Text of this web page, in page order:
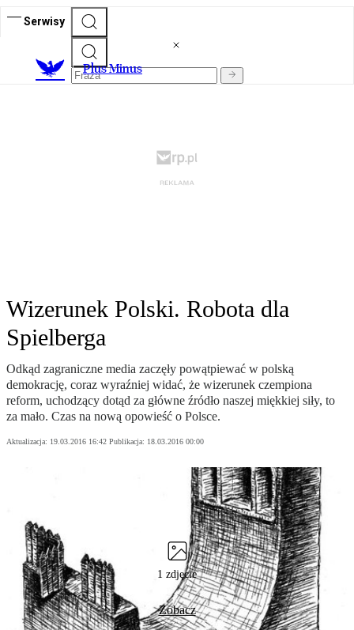
Serwisy
Plus Minus
Wizerunek Polski. Robota dla
Spielberga
Odkąd zagraniczne media zaczęły powątpiewać w polską
demokrację, coraz wyraźniej widać, że wizerunek czempiona
reform, uchodzący dotąd za główne źródło naszej miękkiej siły, to
za mało. Czas na nową opowieść o Polsce.
Aktualizacja: 19.03.2016 16:42 Publikacja: 18.03.2016 00:00
1 zdjęcie
Zobacz